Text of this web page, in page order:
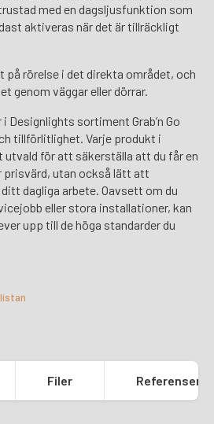
med en dagsljusfunktion som
aktiveras när det är tillräckligt
på rörelse i det direkta området, och
genom väggar eller dörrar.
Designlights sortiment Grab’n Go
tillförlitlighet. Varje produkt i
för att säkerställa att du får en
prisvärd, utan också lätt att
dagliga arbete. Oavsett om du
eller stora installationer, kan
upp till de höga standarder du
Filer Referenser